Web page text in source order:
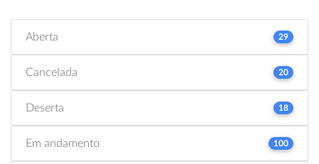
Aberta 29
Cancelada 20
Deserta 18
Em andamento 100